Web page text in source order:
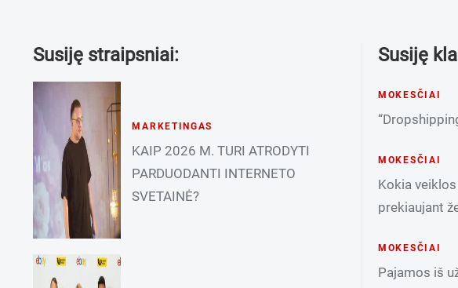
Susiję straipsniai:
MARKETINGAS
KAIP 2026 M. TURI ATRODYTI
PARDUODANTI INTERNETO
SVETAINĖ?
Susiję
MOKESČIAI
MOKESČIAI
Kokia
prekiaujant
MOKESČIAI
Pajamos iš